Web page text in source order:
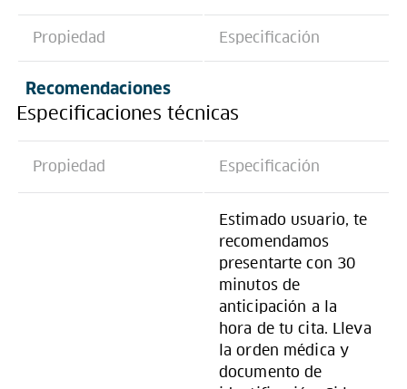
Propiedad Especificación
Recomendaciones
Especificaciones técnicas
Propiedad Especificación
Estimado usuario, te
recomendamos
presentarte con 30
minutos de
anticipación a la
hora de tu cita. Lleva
la orden médica y
documento de